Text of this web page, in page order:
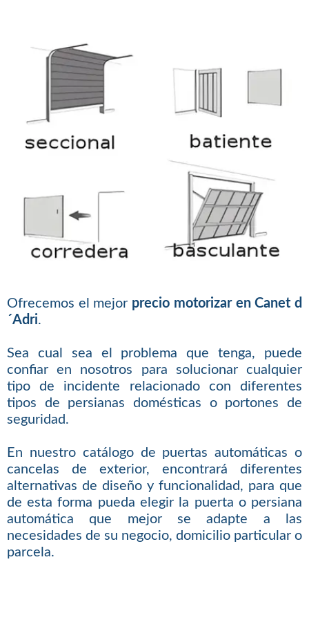
Ofrecemos el mejor precio motorizar en Canet d
´Adri.
Sea cual sea el problema que tenga, puede
confiar en nosotros para solucionar cualquier
tipo de incidente relacionado con diferentes
tipos de persianas domésticas o portones de
seguridad.
En nuestro catálogo de puertas automáticas o
cancelas de exterior, encontrará diferentes
alternativas de diseño y funcionalidad, para que
de esta forma pueda elegir la puerta o persiana
automática que mejor se adapte a las
necesidades de su negocio, domicilio particular o
parcela.